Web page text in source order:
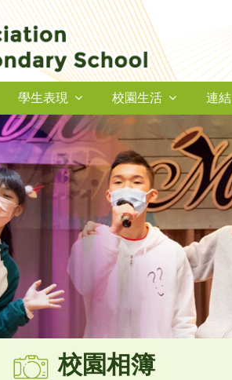
學生表現 校園生活 連結
校園相簿